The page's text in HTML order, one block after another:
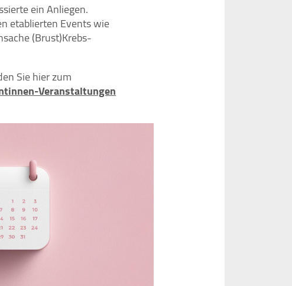
ein Anliegen.
etablierten Events wie
(Brust)Krebs-
Sie hier zum
Veranstaltungen